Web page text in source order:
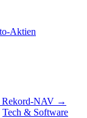
Aktien
Rekord-NAV →
Tech & Software